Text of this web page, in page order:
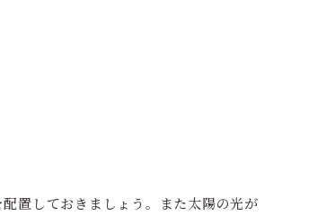
置しておきましょう。また太陽の光が